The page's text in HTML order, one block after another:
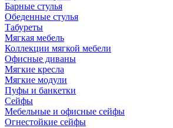
Барные стулья
Обеденные стулья
Табуреты
Мягкая мебель
Коллекции мягкой мебели
Офисные диваны
Мягкие кресла
Мягкие модули
Пуфы и банкетки
Сейфы
Мебельные и офисные сейфы
Огнестойкие сейфы